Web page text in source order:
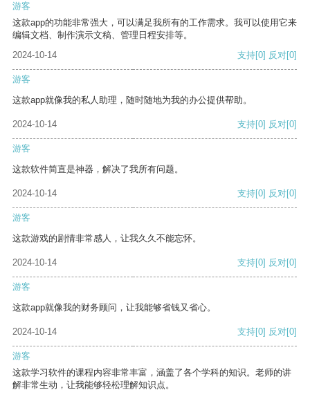
游客
这款app的功能非常强大，可以满足我所有的工作需求。我可以使用它来
编辑文档、制作演示文稿、管理日程安排等。
2024-10-14
支持[0] 反对[0]
游客
这款app就像我的私人助理，随时随地为我的办公提供帮助。
2024-10-14 支持[0] 反对[0]
游客
这款软件简直是神器，解决了我所有问题。
2024-10-14 支持[0] 反对[0]
游客
这款游戏的剧情非常感人，让我久久不能忘怀。
2024-10-14 支持[0] 反对[0]
游客
这款app就像我的财务顾问，让我能够省钱又省心。
2024-10-14 支持[0] 反对[0]
游客
这款学习软件的课程内容非常丰富，涵盖了各个学科的知识。老师的讲
解非常生动，让我能够轻松理解知识点。